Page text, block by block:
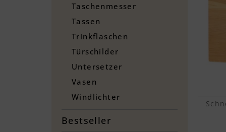
Taschenmesser
Tassen
Trinkflaschen
Türschilder
Untersetzer
Vasen
Windlichter
Bestseller